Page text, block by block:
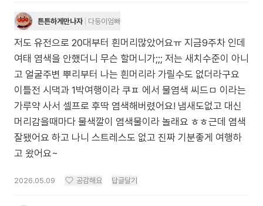
튼튼하게만나자 다둥이엄빠
저도 유전으로 20대부터 흰머리많았어요ㅠ 지금9주차 인데
여태 염색을 안했더니 무슨 할머니가;;; 저는 새치수준이 아니
고 얼굴주변 뿌리부터 나는 흰머리라 가릴수도 없더라구요
이틀전 시댁과 1박여행이라 쿠ㅍ 에서 물염색 씨드ㅁ 이라는
가루약 사서 셀프로 후딱 염색해버렸어요! 냄새도없고 대신
머리감을때마다 물색깔이 염색물이라 놀래요 ㅎㅎ근데 염색
잘됐어요 하고 나니 스트레스도 없고 진짜 기분좋게 여행하
고 왔어요~
2026.05.09 공감해요 답글달기